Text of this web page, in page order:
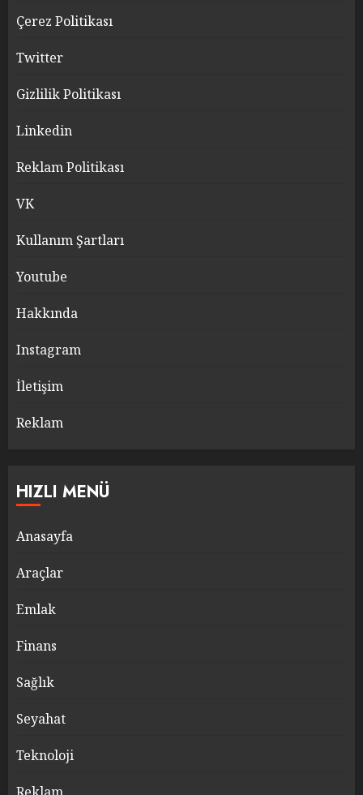
Çerez Politikası
Twitter
Gizlilik Politikası
Linkedin
Reklam Politikası
VK
Kullanım Şartları
Youtube
Hakkında
Instagram
İletişim
Reklam
HIZLI MENÜ
Anasayfa
Araçlar
Emlak
Finans
Sağlık
Seyahat
Teknoloji